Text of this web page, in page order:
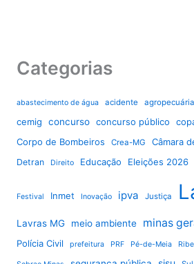
Categorias
abastecimento de água acidente agropecuária
cemig concurso concurso público
Corpo de Bombeiros
Crea-MG Câmara
Detran Direito Educação Eleições 2026
Festival Inmet Inovação ipva Justiça
Lavras MG meio ambiente minas
Polícia Civil
prefeitura PRF Pé-de-Meia